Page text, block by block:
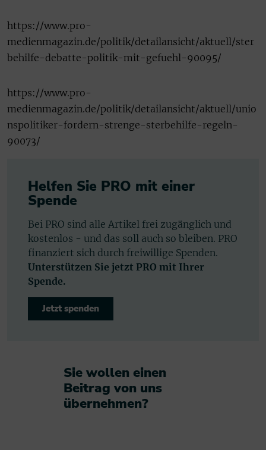
https://www.pro-
medienmagazin.de/politik/detailansicht/aktuell/ster
behilfe-debatte-politik-mit-gefuehl-90095/
https://www.pro-
medienmagazin.de/politik/detailansicht/aktuell/unio
nspolitiker-fordern-strenge-sterbehilfe-regeln-
90073/
Helfen Sie PRO mit einer
Spende
Bei PRO sind alle Artikel frei zugänglich und
kostenlos - und das soll auch so bleiben. PRO
finanziert sich durch freiwillige Spenden.
Unterstützen Sie jetzt PRO mit Ihrer
Spende.
Jetzt spenden
Sie wollen einen
Beitrag von uns
übernehmen?​